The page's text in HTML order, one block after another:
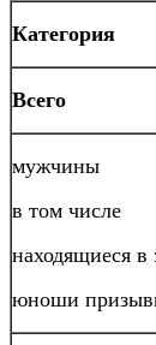
Категория
Всего
мужчины
в том числе
находящиеся в
юноши